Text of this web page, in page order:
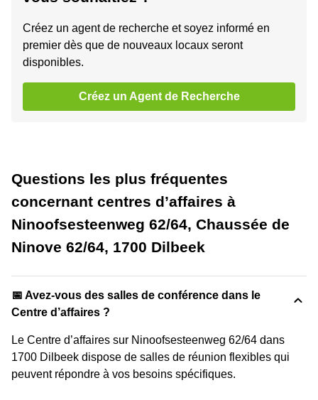
Créez un agent de recherche et soyez informé en
premier dès que de nouveaux locaux seront
disponibles.
Créez un Agent de Recherche
Questions les plus fréquentes
concernant centres d’affaires à
Ninoofsesteenweg 62/64, Chaussée de
Ninove 62/64, 1700 Dilbeek
📅 Avez-vous des salles de conférence dans le
Centre d’affaires ?
Le Centre d’affaires sur Ninoofsesteenweg 62/64 dans
1700 Dilbeek dispose de salles de réunion flexibles qui
peuvent répondre à vos besoins spécifiques.